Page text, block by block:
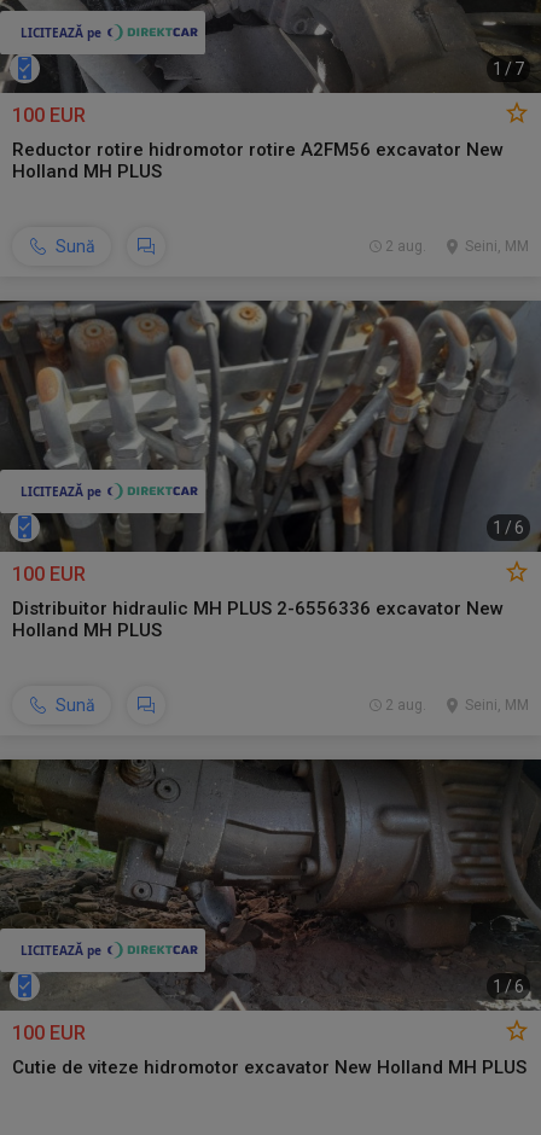
1 /7
100 EUR
Reductor rotire hidromotor rotire A2FM56 excavator New
Holland MH PLUS
Sună Seini, MM
2 aug.
1 / 6
100 EUR
Distribuitor hidraulic MH PLUS 2-6556336 excavator New
Holland MH PLUS
Sună Seini, MM
2 aug.
1 /6
100 EUR
Cutie de viteze hidromotor excavator New Holland MH PLUS